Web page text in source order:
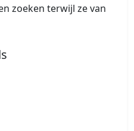
zoeken terwijl ze van